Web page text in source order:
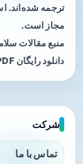
ترجمه شده‌اند.
مجاز است.
منبع مقالات
دانلود رایگان PDF کتاب‌های پزشکی.
شرکت
تماس با ما